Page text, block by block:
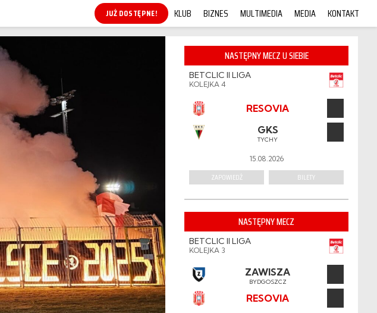
KUP ONLINE! KLUB BIZNES MULTIMEDIA MEDIA KONTAKT
NASTĘPNY MECZ U SIEBIE
BETCLIC II LIGA
KOLEJKA 4
RESOVIA
GKS
TYCHY
15.08.2026
ZAPOWIEDŹ BILETY
NASTĘPNY MECZ
BETCLIC II LIGA
KOLEJKA 3
ZAWISZA
BYDGOSZCZ
RESOVIA